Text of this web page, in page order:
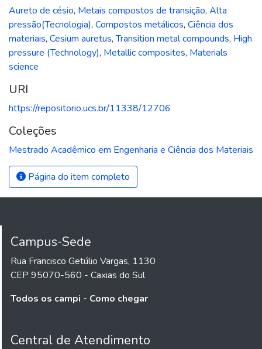
Aureto de césio, Metais compostos de transição, Alta
pressão(Tecnologia), Compostos metálicos, Ciência dos
materiais, Cesium auretus,Transition metal compounds, High
pressure (Technology), Metallic composites, Materials
science
URI
https://repositorio.ucs.br/11338/12706
Coleções
Mestrado Acadêmico em Engenharia e Ciência dos Materiais
Página do item completo
Campus-Sede
Rua Francisco Getúlio Vargas, 1130
CEP 95070-560 - Caxias do Sul
Todos os campi - Como chegar
Central de Atendimento